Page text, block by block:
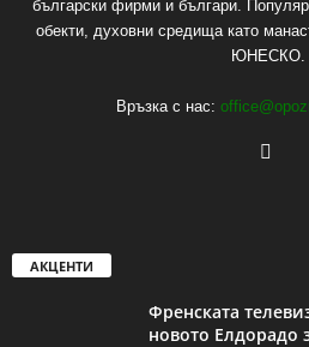
български фирми и българи.
обекти, духовни средища като
ЮНЕСКО.
Връзка с нас:
АКЦЕНТИ
Френската
новото Елдорадо